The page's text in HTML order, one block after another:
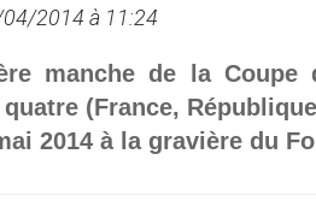
2014 à 11:24
manche de la Coupe
(France,
2014 à la gravière du